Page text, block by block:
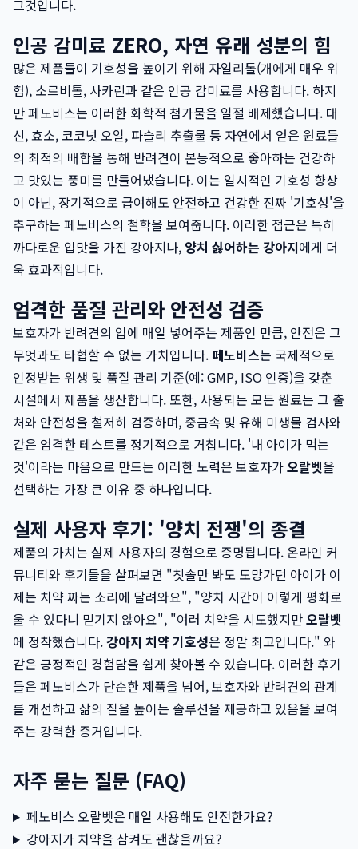
그것입니다.
인공 감미료 ZERO, 자연 유래 성분의 힘
많은 제품들이 기호성을 높이기 위해 자일리톨(개에게 매우 위
험), 소르비톨, 사카린과 같은 인공 감미료를 사용합니다. 하지
만 페노비스는 이러한 화학적 첨가물을 일절 배제했습니다. 대
신, 효소, 코코넛 오일, 파슬리 추출물 등 자연에서 얻은 원료들
의 최적의 배합을 통해 반려견이 본능적으로 좋아하는 건강하
고 맛있는 풍미를 만들어냈습니다. 이는 일시적인 기호성 향상
이 아닌, 장기적으로 급여해도 안전하고 건강한 진짜 '기호성'을
추구하는 페노비스의 철학을 보여줍니다. 이러한 접근은 특히
까다로운 입맛을 가진 강아지나, 양치 싫어하는 강아지에게 더
욱 효과적입니다.
엄격한 품질 관리와 안전성 검증
보호자가 반려견의 입에 매일 넣어주는 제품인 만큼, 안전은 그
무엇과도 타협할 수 없는 가치입니다. 페노비스는 국제적으로
인정받는 위생 및 품질 관리 기준(예: GMP, ISO 인증)을 갖춘
시설에서 제품을 생산합니다. 또한, 사용되는 모든 원료는 그 출
처와 안전성을 철저히 검증하며, 중금속 및 유해 미생물 검사와
같은 엄격한 테스트를 정기적으로 거칩니다. '내 아이가 먹는
것'이라는 마음으로 만드는 이러한 노력은 보호자가오랄벳을
선택하는 가장 큰 이유 중 하나입니다.
실제 사용자 후기: '양치 전쟁'의 종결
제품의 가치는 실제 사용자의 경험으로 증명됩니다. 온라인 커
뮤니티와 후기들을 살펴보면 "칫솔만 봐도 도망가던 아이가 이
제는 치약 짜는 소리에 달려와요", "양치 시간이 이렇게 평화로
울 수 있다니 믿기지 않아요", "여러 치약을 시도했지만오랄벳
에 정착했습니다.강아지 치약 기호성은 정말 최고입니다." 와
같은 긍정적인 경험담을 쉽게 찾아볼 수 있습니다. 이러한 후기
들은 페노비스가 단순한 제품을 넘어, 보호자와 반려견의 관계
를 개선하고 삶의 질을 높이는 솔루션을 제공하고 있음을 보여
주는 강력한 증거입니다.
자주 묻는 질문 (FAQ)
페노비스 오랄벳은 매일 사용해도 안전한가요?
강아지가 치약을 삼켜도 괜찮을까요?